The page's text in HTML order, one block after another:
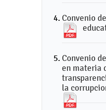
Convenio
Convenio
en materia
la